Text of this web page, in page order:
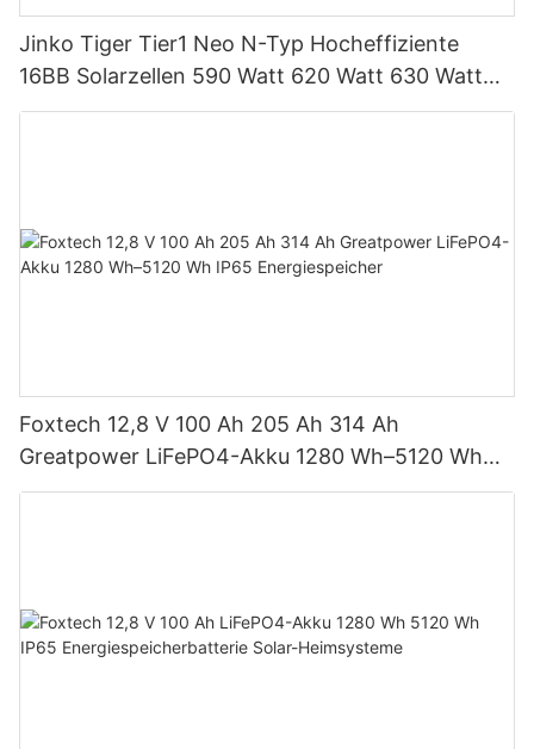
Jinko Tiger Tier1 Neo N-Typ Hocheffiziente
16BB Solarzellen 590 Watt 620 Watt 630 Watt
650 Watt Bifaziales Modul mit Dual
Foxtech 12,8 V 100 Ah 205 Ah 314 Ah
Greatpower LiFePO4-Akku 1280 Wh–5120 Wh
IP65 Energiespeicher